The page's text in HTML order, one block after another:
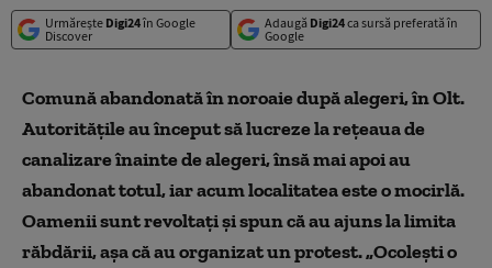
Urmărește Digi24în Google
Discover
Adaugă Digi24ca sursă preferată în
Google
Comună abandonată în noroaie după alegeri, în Olt.
Autoritățile au început să lucreze la rețeaua de
canalizare înainte de alegeri, însă mai apoi au
abandonat totul, iar acum localitatea este o mocirlă.
Oamenii sunt revoltați și spun că au ajuns la limita
răbdării, așa că au organizat un protest. „Ocolești o